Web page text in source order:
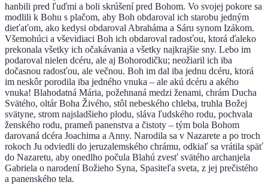
hanbili pred ľuďmi a boli skrúšení pred Bohom. Vo svojej pokore sa
modlili k Bohu s plačom, aby Boh obdaroval ich starobu jedným
dieťaťom, ako kedysi obdaroval Abraháma a Sáru synom Izákom.
Všemohúci a vševidiaci Boh ich obdaroval radosťou, ktorá ďaleko
prekonala všetky ich očakávania a všetky najkrajšie sny. Lebo im
podaroval nielen dcéru, ale aj Bohorodičku; neožiaril ich iba
dočasnou radosťou, ale večnou. Boh im dal iba jednu dcéru, ktorá
im neskôr porodila iba jedného vnuka – ale akú dcéru a akého
vnuka! Blahodatná Mária, požehnaná medzi ženami, chrám Ducha
Svätého, oltár Boha Živého, stôl nebeského chleba, truhla Božej
svätyne, strom najsladšieho plodu, sláva ľudského rodu, pochvala
ženského rodu, prameň panenstva a čistoty – tým bola Bohom
darovaná dcéra Joachima a Anny. Narodila sa v Nazarete a po troch
rokoch Ju odviedli do jeruzalemského chrámu, odkiaľ sa vrátila späť
do Nazaretu, aby onedlho počula Blahú zvesť svätého archanjela
Gabriela o narodení Božieho Syna, Spasiteľa sveta, z jej prečistého
a panenského tela.